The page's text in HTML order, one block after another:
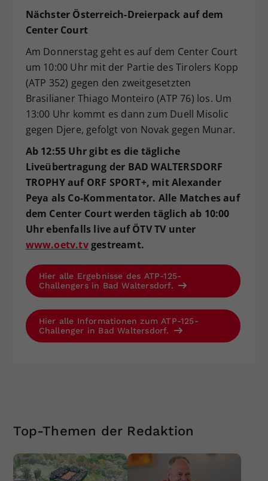
Nächster Österreich-Dreierpack auf dem
Center Court
Am Donnerstag geht es auf dem Center Court
um 10:00 Uhr mit der Partie des Tirolers Kopp
(ATP 352) gegen den zweitgesetzten
Brasilianer Thiago Monteiro (ATP 76) los. Um
13:00 Uhr kommt es dann zum Duell Misolic
gegen Djere, gefolgt von Novak gegen Munar.
Ab 12:55 Uhr gibt es die tägliche
Liveübertragung der BAD WALTERSDORF
TROPHY auf ORF SPORT+, mit Alexander
Peya als Co-Kommentator. Alle Matches auf
dem Center Court werden täglich ab 10:00
Uhr ebenfalls live auf ÖTV TV unter
www.oetv.tvgestreamt.
Hier alle Ergebnisse des ATP-125-
Challengers in Bad Waltersdorf.
Hier alle Informationen zum ATP-125-
Challenger in Bad Waltersdorf.
Top-Themen der Redaktion